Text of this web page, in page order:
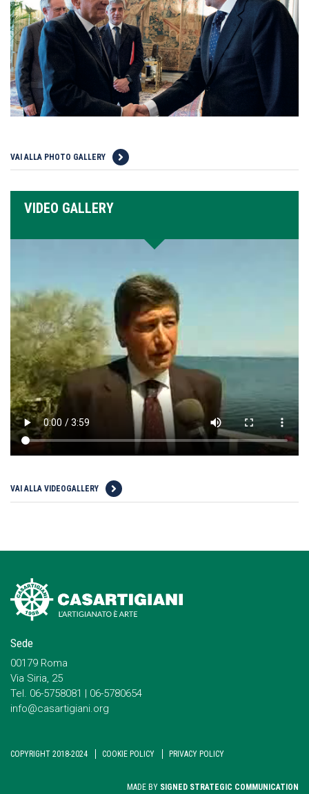
VAI ALLA PHOTO GALLERY
VIDEO GALLERY
VAI ALLA VIDEOGALLERY
Sede
00179 Roma
Via Siria, 25
Tel. 06-5758081 | 06-5780654
info@casartigiani.org
COPYRIGHT 2018-2024 COOKIE POLICY PRIVACY POLICY
MADE BY SIGNED STRATEGIC COMMUNICATION